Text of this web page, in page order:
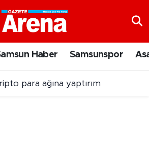
Haber Samsunspor
para ağına yaptırım
Vakitleri